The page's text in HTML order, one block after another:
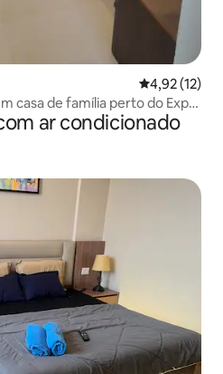
Classificação
4,92 (12)
casa de família perto do Expo
ar condicionado